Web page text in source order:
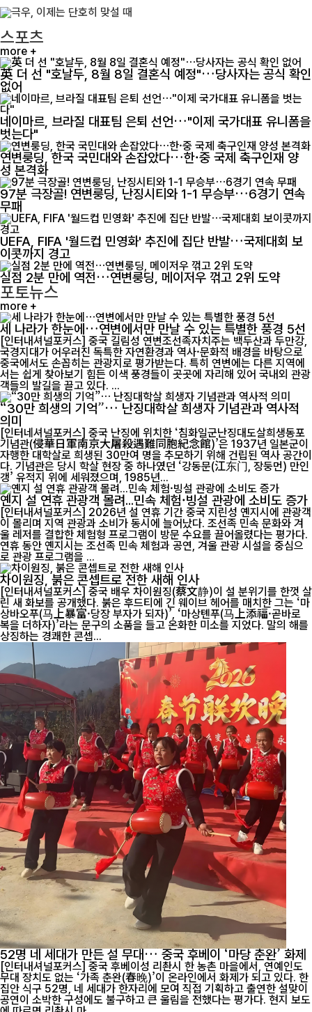
스포츠
more +
英 더 선 "호날두, 8월 8일 결혼식 예정"…당사자는 공식 확인
없어
네이마르, 브라질 대표팀 은퇴 선언…"이제 국가대표 유니폼을
벗는다"
연변룽딩, 한국 국민대와 손잡았다…한·중 국제 축구인재 양
성 본격화
97분 극장골! 연변룽딩, 난징시티와 1-1 무승부…6경기 연속
무패
UEFA, FIFA '월드컵 민영화' 추진에 집단 반발…국제대회 보
이콧까지 경고
실점 2분 만에 역전…연변룽딩, 메이저우 꺾고 2위 도약
포토뉴스
more +
세 나라가 한눈에…연변에서만 만날 수 있는 특별한 풍경 5선
[인터내셔널포커스] 중국 길림성 연변조선족자치주는 백두산과 두만강,
국경지대가 어우러진 독특한 자연환경과 역사·문화적 배경을 바탕으로
중국에서도 손꼽히는 관광지로 평가받는다. 특히 연변에는 다른 지역에
서는 쉽게 찾아보기 힘든 이색 풍경들이 곳곳에 자리해 있어 국내외 관광
객들의 발길을 끌고 있다. ...
“30만 희생의 기억”… 난징대학살 희생자 기념관과 역사적
의미
[인터네셔널포커스] 중국 난징에 위치한 ‘침화일군난징대도살희생동포
기념관(侵華日軍南京大屠殺遇難同胞紀念館)’은 1937년 일본군이
자행한 대학살로 희생된 30만여 명을 추모하기 위해 건립된 역사 공간이
다. 기념관은 당시 학살 현장 중 하나였던 ‘강동문(江东门, 장둥먼) 만인
갱’ 유적지 위에 세워졌으며, 1985년...
옌지 설 연휴 관광객 몰려...민속 체험·빙설 관광에 소비도 증가
[인터내셔널포커스] 2026년 설 연휴 기간 중국 지린성 옌지시에 관광객
이 몰리며 지역 관광과 소비가 동시에 늘어났다. 조선족 민속 문화와 겨
울 레저를 결합한 체험형 프로그램이 방문 수요를 끌어올렸다는 평가다.
연휴 동안 옌지시는 조선족 민속 체험과 공연, 겨울 관광 시설을 중심으
로 관광 프로그램을 ...
차이원징, 붉은 콘셉트로 전한 새해 인사
[인터내셔널포커스] 중국 배우 차이원징(蔡文静)이 설 분위기를 한껏 살
린 새 화보를 공개했다. 붉은 후드티에 긴 웨이브 헤어를 매치한 그는 ‘마
상바오푸(马上暴富·당장 부자가 되자)’, ‘마상톈푸(马上添福·곧바로
복을 더하자)’라는 문구의 소품을 들고 온화한 미소를 지었다. 말의 해를
상징하는 경쾌한 콘셉...
52명 네 세대가 만든 설 무대… 중국 후베이 ‘마당 춘완’ 화제
[인터내셔널포커스] 중국 후베이성 리촨시 한 농촌 마을에서, 연예인도
무대 장치도 없는 ‘가족 춘완(春晚)’이 온라인에서 화제가 되고 있다. 한
집안 식구 52명, 네 세대가 한자리에 모여 직접 기획하고 출연한 설맞이
공연이 소박한 구성에도 불구하고 큰 울림을 전했다는 평가다. 현지 보도